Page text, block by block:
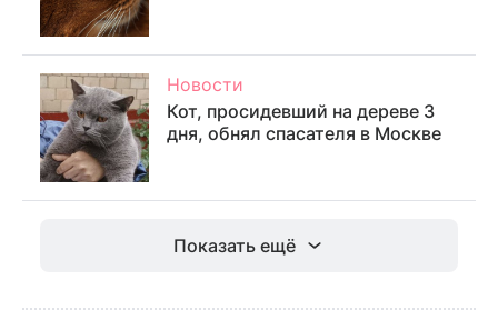
Новости
Кот, просидевший на дереве 3
дня, обнял спасателя в Москве
Показать ещё